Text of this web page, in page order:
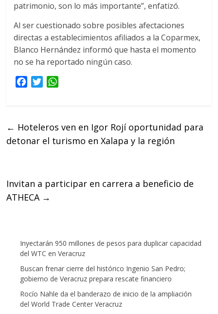
patrimonio, son lo más importante”, enfatizó.
Al ser cuestionado sobre posibles afectaciones
directas a establecimientos afiliados a la Coparmex,
Blanco Hernández informó que hasta el momento
no se ha reportado ningún caso.
b
o
T
t
e
s
A
← Hoteleros ven en Igor Rojí oportunidad para
detonar el turismo en Xalapa y la región
Invitan a participar en carrera a beneficio de
ATHECA →
Inyectarán 950 millones de pesos para duplicar capacidad
del WTC en Veracruz
Buscan frenar cierre del histórico Ingenio San Pedro;
gobierno de Veracruz prepara rescate financiero
Rocío Nahle da el banderazo de inicio de la ampliación
del World Trade Center Veracruz